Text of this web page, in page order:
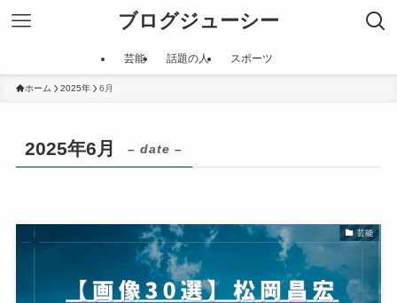
ブログジューシー
芸能 話題の人 スポーツ
ホーム 2025年 6月
2025年6月 – date –
芸能